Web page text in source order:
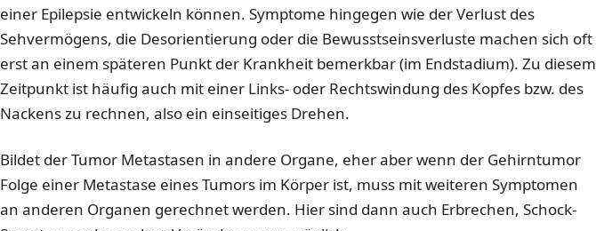
einer Epilepsie entwickeln können. Symptome hingegen wie der Verlust des
Sehvermögens, die Desorientierung oder die Bewusstseinsverluste machen sich oft
erst an einem späteren Punkt der Krankheit bemerkbar (im Endstadium). Zu diesem
Zeitpunkt ist häufig auch mit einer Links- oder Rechtswindung des Kopfes bzw. des
Nackens zu rechnen, also ein einseitiges Drehen.
Bildet der Tumor Metastasen in andere Organe, eher aber wenn der Gehirntumor
Folge einer Metastase eines Tumors im Körper ist, muss mit weiteren Symptomen
an anderen Organen gerechnet werden. Hier sind dann auch Erbrechen, Schock-